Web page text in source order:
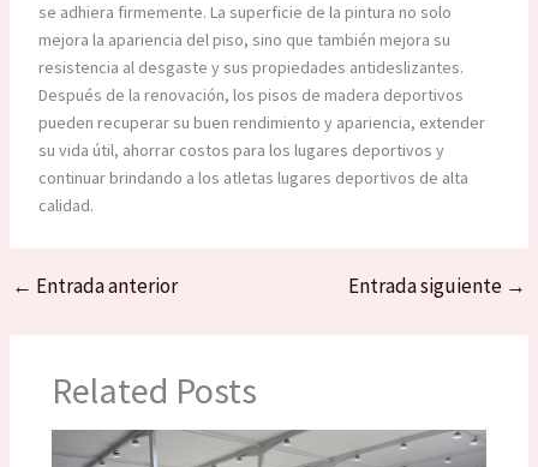
se adhiera firmemente. La superficie de la pintura no solo
mejora la apariencia del piso, sino que también mejora su
resistencia al desgaste y sus propiedades antideslizantes.
Después de la renovación, los pisos de madera deportivos
pueden recuperar su buen rendimiento y apariencia, extender
su vida útil, ahorrar costos para los lugares deportivos y
continuar brindando a los atletas lugares deportivos de alta
calidad.
← Entrada anterior Entrada siguiente →
Related Posts